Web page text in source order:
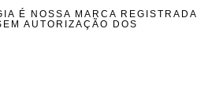
É NOSSA MARCA REGISTRADA
AUTORIZAÇÃO DOS